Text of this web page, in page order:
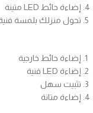
إضاءة حائط LED متينة
تحول منزلك بلمسة
إضاءة حائط خارجية
إضاءة LED فنية
تثبيت سهل
إضاءة متانة